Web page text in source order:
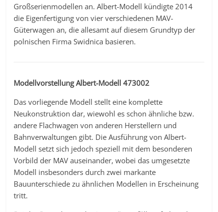
Großserienmodellen an. Albert-Modell kündigte 2014
die Eigenfertigung von vier verschiedenen MAV-
Güterwagen an, die allesamt auf diesem Grundtyp der
polnischen Firma Swidnica basieren.
Modellvorstellung Albert-Modell 473002
Das vorliegende Modell stellt eine komplette
Neukonstruktion dar, wiewohl es schon ähnliche bzw.
andere Flachwagen von anderen Herstellern und
Bahnverwaltungen gibt. Die Ausführung von Albert-
Modell setzt sich jedoch speziell mit dem besonderen
Vorbild der MAV auseinander, wobei das umgesetzte
Modell insbesonders durch zwei markante
Bauunterschiede zu ähnlichen Modellen in Erscheinung
tritt.